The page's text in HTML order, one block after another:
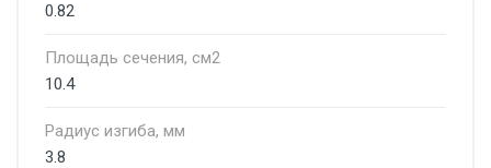
0.82
Площадь сечения, см2
10.4
Радиус изгиба, мм
3.8